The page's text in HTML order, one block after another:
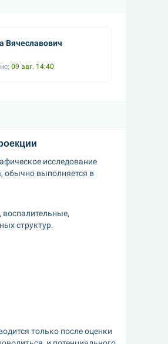
Вячеславович
09 авг. 14:40
исследование
обычно выполняется в
воспалительные,
структур.
только после оценки